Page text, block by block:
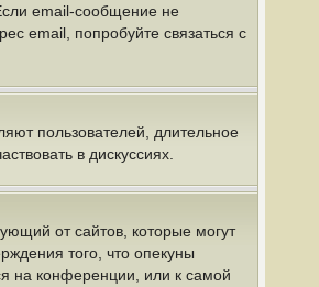
email-сообщение не
email, попробуйте связаться с
пользователей, длительное
в дискуссиях.
от сайтов, которые могут
того, что опекуны
на конференции, или к самой